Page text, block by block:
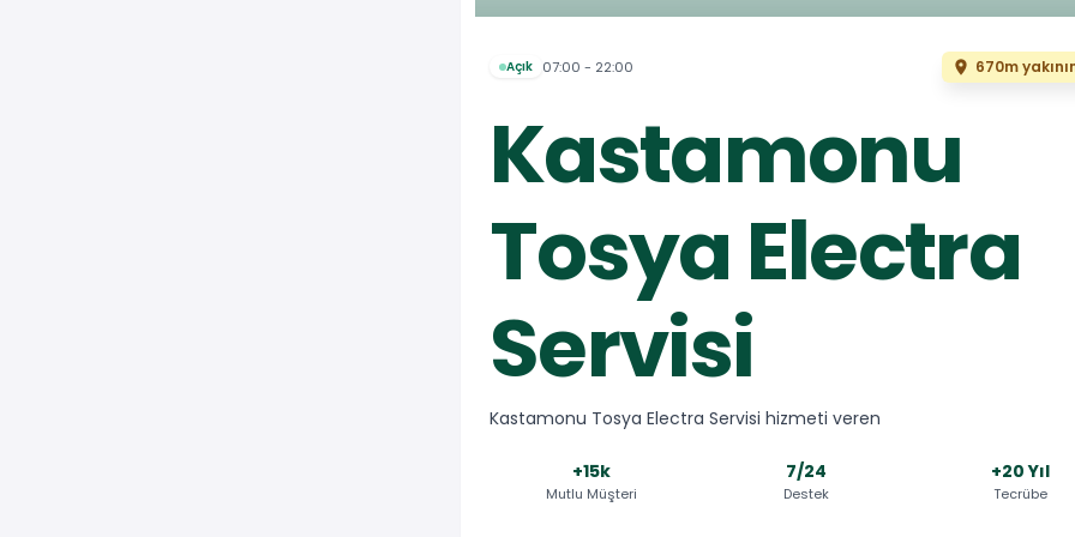
Açık 07:00 - 22:00 670m
Kastamonu
Tosya Electra
Servisi
Kastamonu Tosya Electra Servisi hizmeti veren
+15k
Mutlu Müşteri
7/24
Destek
+20 Yıl
Tecrübe